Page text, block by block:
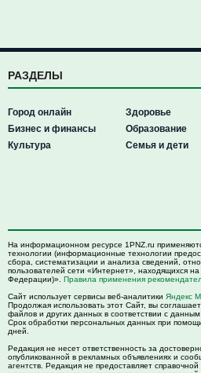
РАЗДЕЛЫ
Город онлайн
Бизнес и финансы
Культура
Здоровье
Образование
Семья и дети
На информационном ресурсе 1PNZ.ru
технологии (информационные технологии
сбора, систематизации и анализа сведений,
пользователей сети «Интернет», находящихся
Федерации)». Правила применения
Сайт использует сервисы веб-аналитики Яндекс
Продолжая использовать этот Сайт, вы
файлов и других данных в соответствии с данным
Срок обработки персональных данных при
дней.
Редакция не несет ответственность за
опубликованной в рекламных объявлениях и
агентств. Редакция не предоставляет